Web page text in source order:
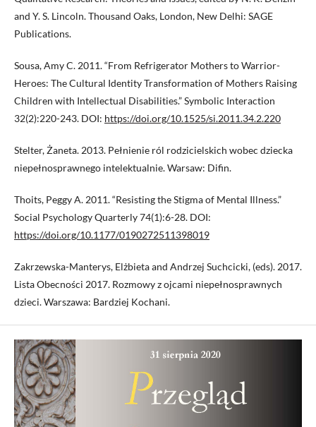
and Y. S. Lincoln. Thousand Oaks, London, New Delhi: SAGE
Publications.
Sousa, Amy C. 2011. “From Refrigerator Mothers to Warrior-
Heroes: The Cultural Identity Transformation of Mothers Raising
Children with Intellectual Disabilities.” Symbolic Interaction
32(2):220-243. DOI: https://doi.org/10.1525/si.2011.34.2.220
Stelter, Żaneta. 2013. Pełnienie ról rodzicielskich wobec dziecka
niepełnosprawnego intelektualnie. Warsaw: Difin.
Thoits, Peggy A. 2011. “Resisting the Stigma of Mental Illness.”
Social Psychology Quarterly 74(1):6-28. DOI:
https://doi.org/10.1177/0190272511398019
Zakrzewska-Manterys, Elżbieta and Andrzej Suchcicki, (eds). 2017.
Lista Obecności 2017. Rozmowy z ojcami niepełnosprawnych
dzieci. Warszawa: Bardziej Kochani.